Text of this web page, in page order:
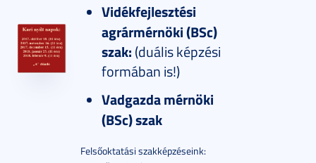
Vidékfejlesztési
agrármérnöki (BSc)
szak: (duális képzési
formában is!)
Vadgazda mérnöki
(BSc) szak
Felsőoktatási szakképzéseink: